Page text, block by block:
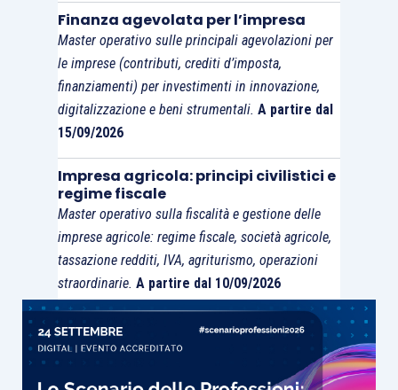
dell’economia statunitense
e la possibilità di revisione
al rialzo delle proiezioni
ufficiali dei tassi di
interesse suifed funds.Il
segmento a lungo termine
resta comunque
“appesantito” dalla carenza
globale disafe asset. Si noti
a tal proposito che
l’economista di Berkeley,
Barry Eichengreen stima
che la quota di titoli di stato
dei paesi sviluppati (AAA e
AA) si sia ridotta dal 45%
Finanza agevolata per l’impresa
Master operativo sulle principali agevolazioni per
le imprese (contributi, crediti d’imposta,
finanziamenti) per investimenti in innovazione,
digitalizzazione e beni strumentali. A partire dal
15/09/2026
Impresa agricola: principi civilistici e
regime fiscale
Master operativo sulla fiscalità e gestione delle
imprese agricole: regime fiscale, società agricole,
tassazione redditi, IVA, agriturismo, operazioni
straordinarie. A partire dal 10/09/2026